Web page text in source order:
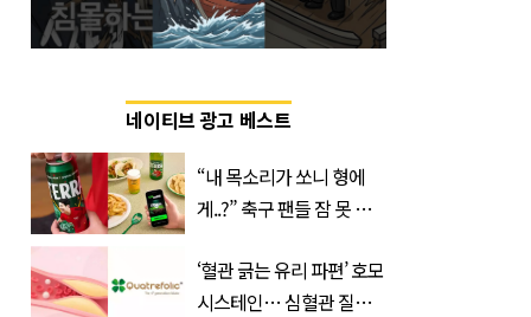
네이티브 광고 베스트
“내 목소리가 쏘니 형에
게..?” 축구 팬들 잠 못 들
트
‘혈관 긁는 유리 파편’ 호모
시스테인… 심혈관 질환